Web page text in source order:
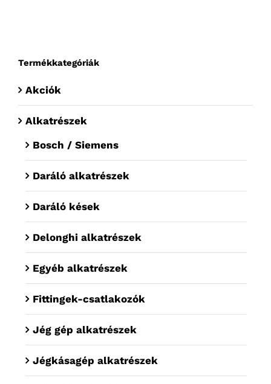
Termékkategóriák
Akciók
Alkatrészek
Bosch / Siemens
Daráló alkatrészek
Daráló kések
Delonghi alkatrészek
Egyéb alkatrészek
Fittingek-csatlakozók
Jég gép alkatrészek
Jégkásagép alkatrészek